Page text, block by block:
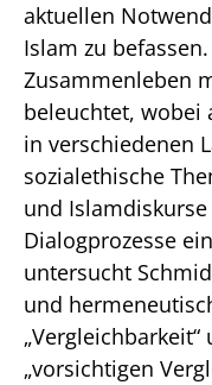
aktuellen
Islam zu
Zusammenleben
beleuchtet, wobei
in verschiedenen
sozialethische
und
Dialogprozesse
untersucht
und
„vorsichtigen